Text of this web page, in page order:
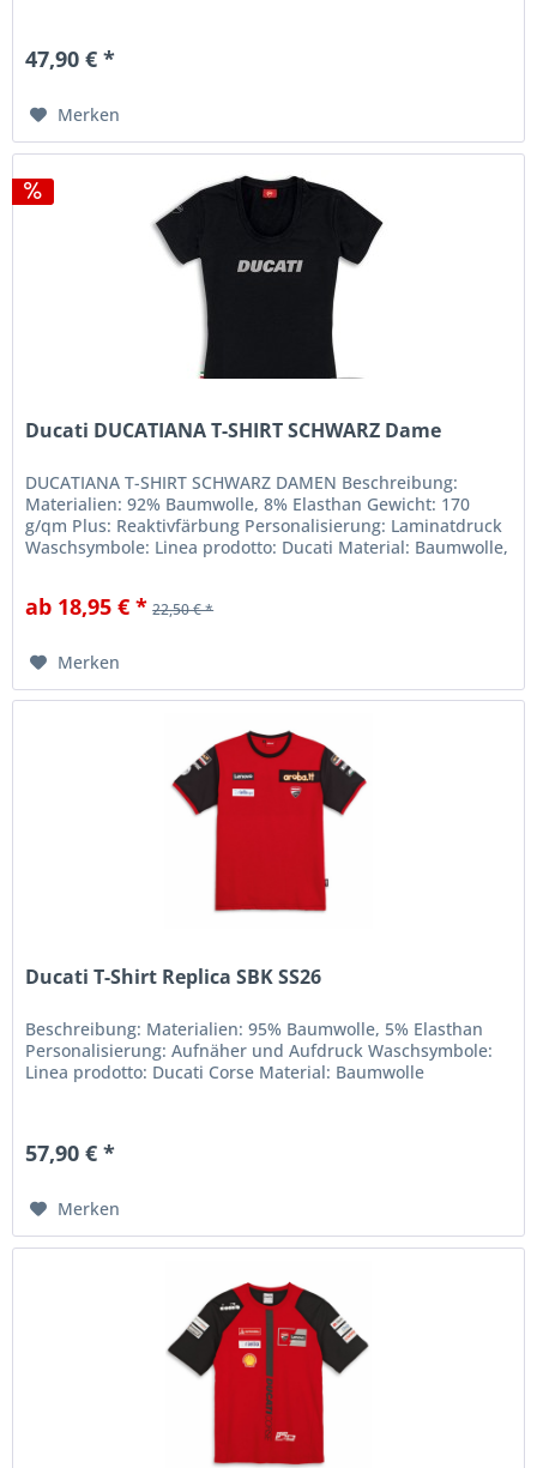
47,90 € *
Merken
Ducati DUCATIANA T-SHIRT SCHWARZ Dame
DUCATIANA T-SHIRT SCHWARZ DAMEN Beschreibung:
Materialien: 92% Baumwolle, 8% Elasthan Gewicht: 170
g/qm Plus: Reaktivfärbung Personalisierung: Laminatdruck
Waschsymbole: Linea prodotto: Ducati Material: Baumwolle,
ab 18,95 € * 22,50 € *
Merken
Ducati T-Shirt Replica SBK SS26
Beschreibung: Materialien: 95% Baumwolle, 5% Elasthan
Personalisierung: Aufnäher und Aufdruck Waschsymbole:
Linea prodotto: Ducati Corse Material: Baumwolle
57,90 € *
Merken